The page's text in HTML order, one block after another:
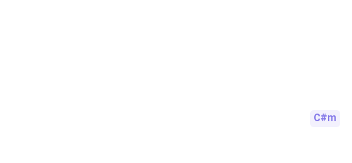
C#m